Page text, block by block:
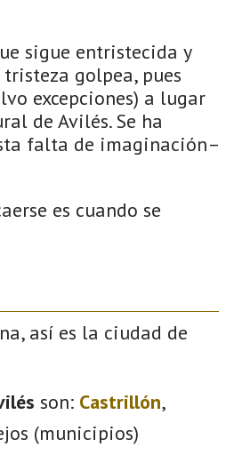
sigue entristecida y
golpea, pues
excepciones) a lugar
de Avilés. Se ha
falta de imaginación–
es cuando se
así es la ciudad de
son: Castrillón,
(municipios)